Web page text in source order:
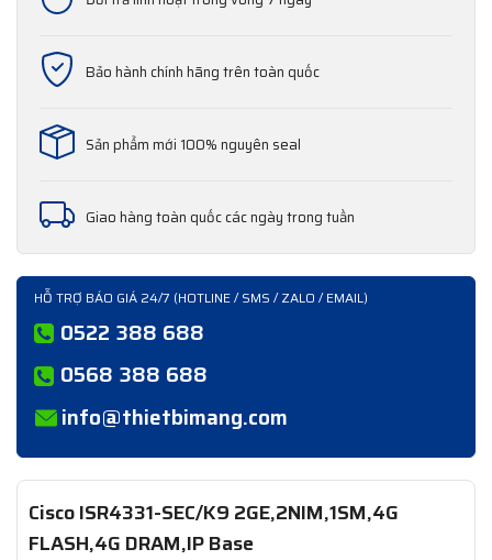
Bảo hành chính hãng trên toàn quốc
Sản phẩm mới 100% nguyên seal
Giao hàng toàn quốc các ngày trong tuần
HỖ TRỢ BÁO GIÁ 24/7 (HOTLINE / SMS / ZALO / EMAIL)
0522 388 688
0568 388 688
info@thietbimang.com
Cisco ISR4331-SEC/K9 2GE,2NIM,1SM,4G
FLASH,4G DRAM,IP Base